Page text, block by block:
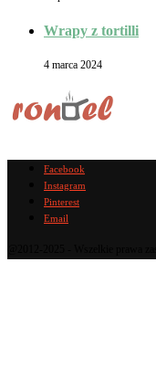
Wrapy z tortilli
4 marca 2024
Facebook
Instagram
Pinterest
Email